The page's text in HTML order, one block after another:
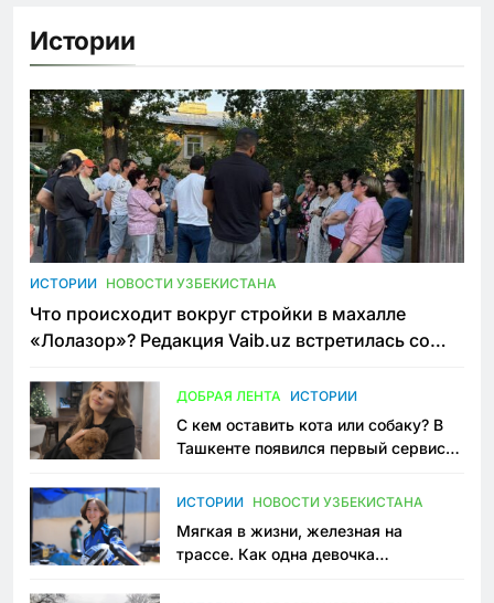
Истории
ИСТОРИИ НОВОСТИ УЗБЕКИСТАНА
Что происходит вокруг стройки в махалле
«Лолазор»? Редакция Vaib.uz встретилась со
ДОБРАЯ ЛЕНТА ИСТОРИИ
С кем оставить кота или собаку? В
Ташкенте появился первый сервис
ИСТОРИИ НОВОСТИ УЗБЕКИСТАНА
Мягкая в жизни, железная на
трассе. Как одна девочка